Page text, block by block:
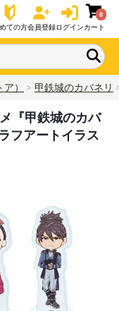
ての方会員登録ログイン
0
カート
） 甲鉄城のカバネリ
『甲鉄城のカバ
フアートイラス